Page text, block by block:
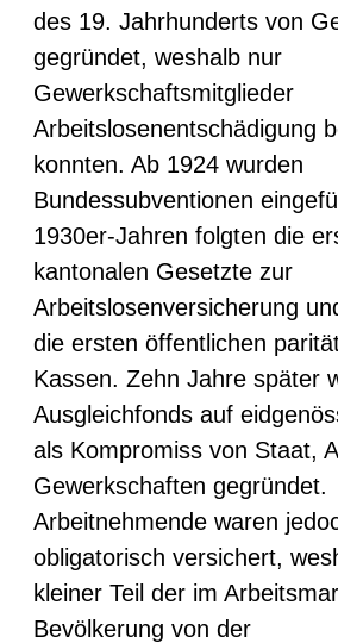
des 19. Jahrhunderts von
gegründet, weshalb nur
Gewerkschaftsmitglieder
Arbeitslosenentschädigung
konnten. Ab 1924 wurden
Bundessubventionen
1930er-Jahren folgten die
kantonalen Gesetzte zur
Arbeitslosenversicherung
die ersten öffentlichen
Kassen. Zehn Jahre später
Ausgleichfonds auf
als Kompromiss von Staat,
Gewerkschaften gegründet.
Arbeitnehmende waren
obligatorisch versichert,
kleiner Teil der im
Bevölkerung von der